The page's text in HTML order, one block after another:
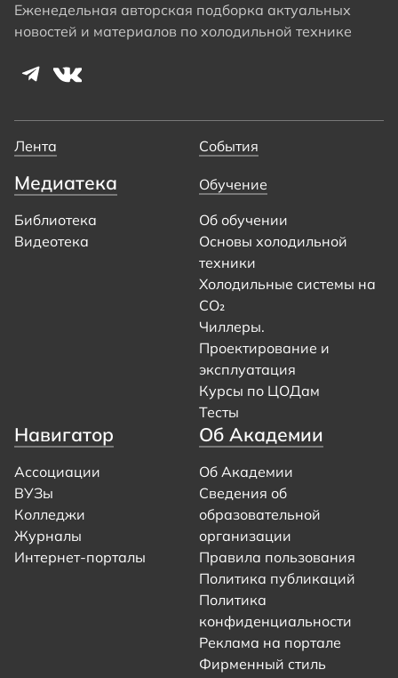
Еженедельная авторская подборка актуальных
новостей и материалов по холодильной технике
Лента События
Медиатека
Библиотека
Видеотека
Обучение
Об обучении
Основы холодильной
техники
Холодильные системы на
CO₂
Чиллеры.
Проектирование и
эксплуатация
Курсы по ЦОДам
Тесты
Навигатор
Ассоциации
ВУЗы
Колледжи
Журналы
Интернет-порталы
Об Академии
Об Академии
Сведения об
образовательной
организации
Правила пользования
Политика публикаций
Политика
конфиденциальности
Реклама на портале
Фирменный стиль